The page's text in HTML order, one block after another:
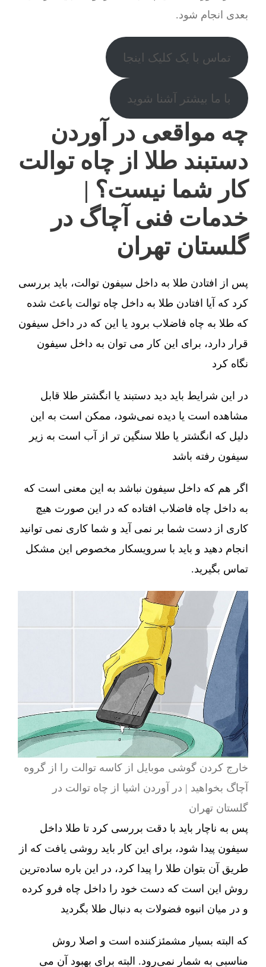
بعدی انجام شود.
تماس با یک کلیک اینجا
با ما بیشتر آشنا شوید
چه مواقعی در آوردن
دستبند طلا از چاه توالت
کار شما نیست؟ |
خدمات فنی آچاگ در
گلستان تهران
پس از افتادن طلا به داخل سیفون توالت، باید بررسی
کرد که آیا افتادن طلا به داخل چاه توالت باعث شده
که طلا به چاه فاضلاب برود یا این که در داخل سیفون
قرار دارد، برای این کار می توان به داخل سیفون
نگاه کرد
در این شرایط باید دید دستبند یا انگشتر طلا قابل
مشاهده است یا دیده نمی‌شود، ممکن است به این
دلیل که انگشتر یا طلا سنگین تر از آب است به زیر
سیفون رفته باشد
اگر هم که داخل سیفون نباشد به این معنی است که
به داخل چاه فاضلاب افتاده که در این صورت هیچ
کاری از دست شما بر نمی آید و شما کاری نمی توانید
انجام دهید و باید با سرویسکار مخصوص این مشکل
تماس بگیرید.
خارج کردن گوشی موبایل از کاسه توالت را از گروه
آچاگ بخواهید | در آوردن اشیا از چاه توالت در
گلستان تهران
پس به ناچار باید با دقت بررسی کرد تا طلا داخل
سیفون پیدا شود، برای این کار باید روشی یافت که از
طریق آن بتوان طلا را پیدا کرد، در این باره ساده‌ترین
روش این است که دست خود را داخل چاه فرو کرده
و در میان انبوه فضولات به دنبال طلا بگردید
که البته بسیار مشمئزکننده است و اصلا روش
مناسبی به شمار نمی‌رود. البته برای بهبود آن می